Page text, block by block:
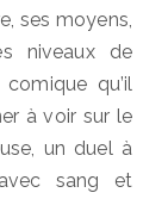
ses moyens,
niveaux de
qu’il
à voir sur le
un duel à
sang et